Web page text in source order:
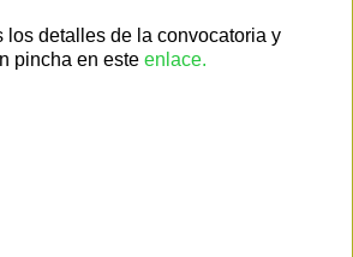
los detalles de la convocatoria y
pincha en este enlace.